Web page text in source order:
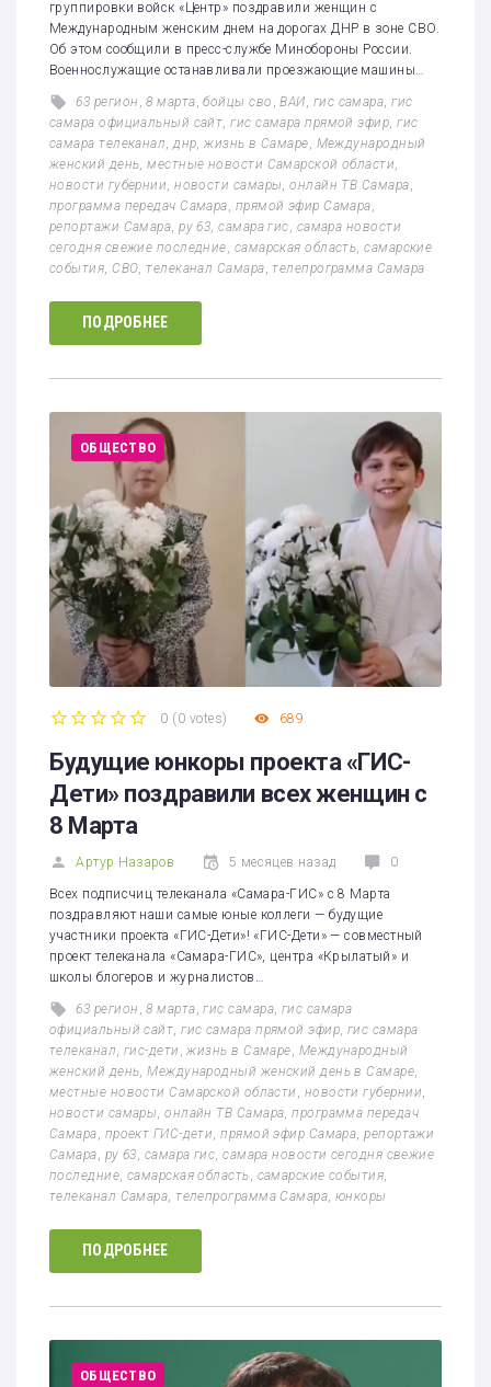
группировки войск «Центр» поздравили женщин с
Международным женским днем на дорогах ДНР в зоне СВО.
Об этом сообщили в пресс-службе Минобороны России.
Военнослужащие останавливали проезжающие машины…
63 регион ,8 марта,бойцы сво ,ВАИ, гис самара,гис
самара официальный сайт,гис самара прямой эфир,гис
самара телеканал,днр,жизнь в Самаре, Международный
женский день,местные новости Самарской области,
новости губернии,новости самары,онлайн ТВ Самара,
программа передач Самара, прямой эфир Самара,
репортажи Самара,ру 63,самара гис, самара новости
сегодня свежие последние, самарская область,самарские
события, СВО,телеканал Самара,телепрограмма Самара
ПОДРОБНЕЕ
ОБЩЕСТВО
0 ( 0 votes) 689
Будущие юнкоры проекта «ГИС-
Дети» поздравили всех женщин с
8 Марта
Артур Назаров 5 месяцев назад 0
Всех подписчиц телеканала «Самара-ГИС» с 8 Марта
поздравляют наши самые юные коллеги — будущие
участники проекта «ГИС-Дети»! «ГИС-Дети» — совместный
проект телеканала «Самара-ГИС», центра «Крылатый» и
школы блогеров и журналистов…
63 регион ,8 марта,гис самара, гис самара
официальный сайт,гис самара прямой эфир, гис самара
телеканал, гис-дети ,жизнь в Самаре, Международный
женский день,Международный женский день в Самаре,
местные новости Самарской области , новости губернии,
новости самары,онлайн ТВ Самара,программа передач
Самара, проект ГИС-дети,прямой эфир Самара,репортажи
Самара, ру 63, самара гис,самара новости сегодня свежие
последние, самарская область, самарские события,
телеканал Самара,телепрограмма Самара,юнкоры
ПОДРОБНЕЕ
ОБЩЕСТВО